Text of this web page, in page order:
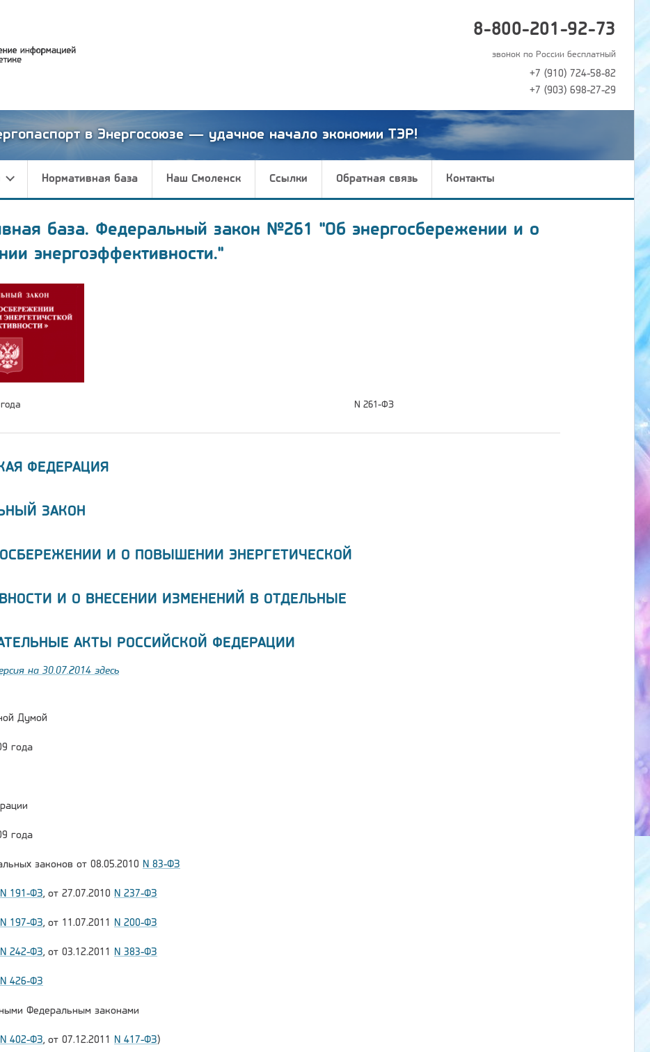
8-800-201-92-73
звонок по России бесплатный
+7 (910) 724-58-82
+7 (903) 698-27-29
в Энергосоюзе — удачное начало экономии ТЭР!
Нормативная база Наш Смоленск Ссылки Обратная связь Контакты
база. Федеральный закон №261 "Об энергосбережении и о
энергоэффективности."
N 261-ФЗ
ФЕДЕРАЦИЯ
ЗАКОН
И О ПОВЫШЕНИИ ЭНЕРГЕТИЧЕСКОЙ
И О ВНЕСЕНИИ ИЗМЕНЕНИЙ В ОТДЕЛЬНЫЕ
АКТЫ РОССИЙСКОЙ ФЕДЕРАЦИИ
на 30.07.2014 здесь
Думой
года
года
законов от 08.05.2010 N 83-ФЗ
N 191-ФЗ, от 27.07.2010 N 237-ФЗ
N 197-ФЗ, от 11.07.2011 N 200-ФЗ
N 242-ФЗ, от 03.12.2011 N 383-ФЗ
N 426-ФЗ
Федеральным законами
N 402-ФЗ, от 07.12.2011 N 417-ФЗ)